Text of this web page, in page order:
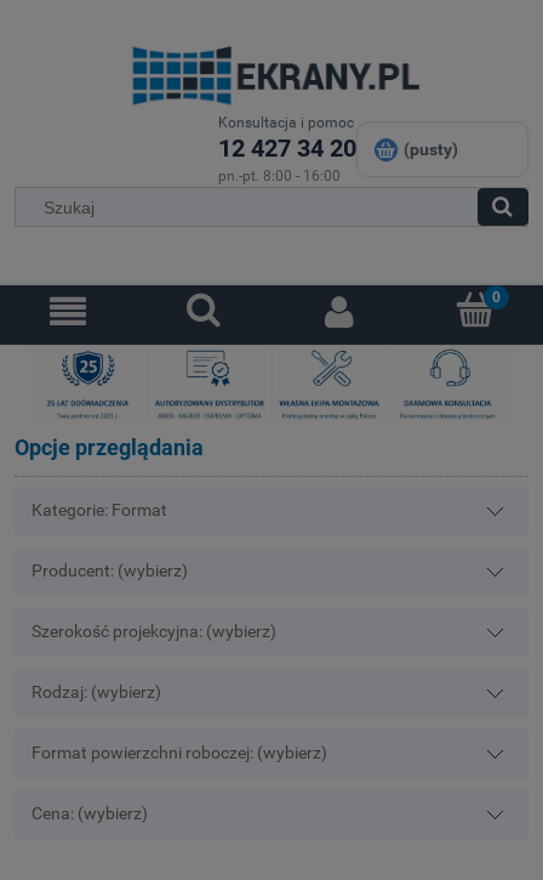
Konsultacja i pomoc
12 427 34 20
pn.-pt. 8:00 - 16:00
(pusty)
Opcje przeglądania
Kategorie: Format
Producent: (wybierz)
Szerokość projekcyjna: (wybierz)
Rodzaj: (wybierz)
Format powierzchni roboczej: (wybierz)
Cena: (wybierz)